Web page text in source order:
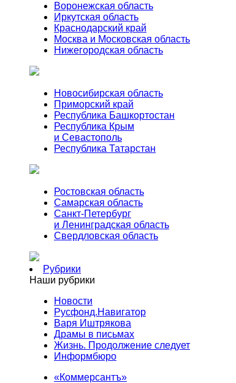
Воронежская область
Иркутская область
Краснодарский край
Москва и Московская область
Нижегородская область
Новосибирская область
Приморский край
Республика Башкортостан
Республика Крым
и Севастополь
Республика Татарстан
Ростовская область
Самарская область
Санкт-Петербург
и Ленинградская область
Свердловская область
Рубрики
Наши рубрики
Новости
Русфонд.Навигатор
Варя Иштрякова
Драмы в письмах
Жизнь. Продолжение следует
Информбюро
«Коммерсантъ»